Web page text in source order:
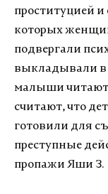
проституцией
которых
подвергали
выкладывали в
малыши читают
считают, что
готовили для
преступные
пропажи Яши З.